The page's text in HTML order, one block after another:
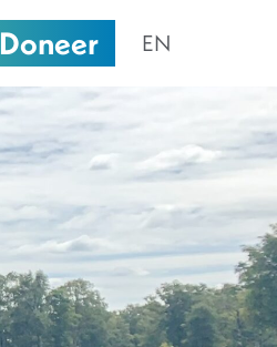
Doneer EN